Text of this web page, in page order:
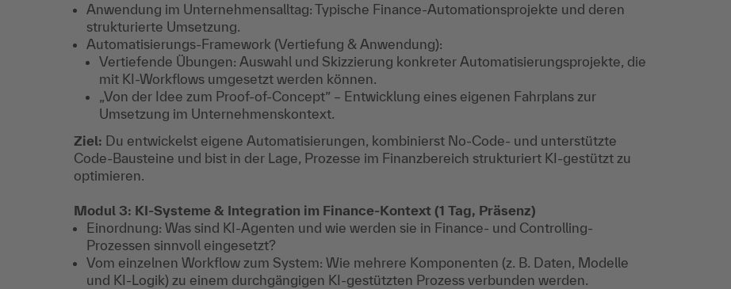
Anwendung im Unternehmensalltag: Typische Finance-Automationsprojekte und deren
strukturierte Umsetzung.
Automatisierungs-Framework (Vertiefung & Anwendung):
Vertiefende Übungen: Auswahl und Skizzierung konkreter Automatisierungsprojekte, die
mit KI-Workflows umgesetzt werden können.
„Von der Idee zum Proof-of-Concept” – Entwicklung eines eigenen Fahrplans zur
Umsetzung im Unternehmenskontext.
Ziel: Du entwickelst eigene Automatisierungen, kombinierst No-Code- und unterstützte
Code-Bausteine und bist in der Lage, Prozesse im Finanzbereich strukturiert KI-gestützt zu
optimieren.
Modul 3: KI-Systeme & Integration im Finance-Kontext (1 Tag, Präsenz)
Einordnung: Was sind KI-Agenten und wie werden sie in Finance- und Controlling-
Prozessen sinnvoll eingesetzt?
Vom einzelnen Workflow zum System: Wie mehrere Komponenten (z. B. Daten, Modelle
und KI-Logik) zu einem durchgängigen KI-gestützten Prozess verbunden werden.